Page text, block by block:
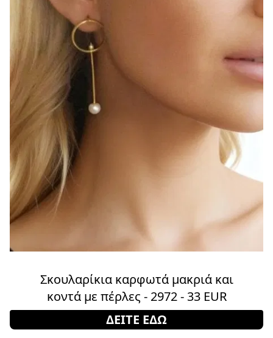
Σκουλαρίκια καρφωτά μακριά και
κοντά με πέρλες - 2972 - 33 EUR
ΔΕΙΤΕ ΕΔΩ